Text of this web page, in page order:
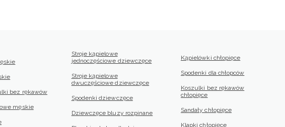
bez rękawów
męskie
Stroje kąpielowe
jednoczęściowe dziewczęce
Stroje kąpielowe
dwuczęściowe dziewczęce
Spodenki dziewczęce
Dziewczęce bluzy rozpinane
Kąpielówki chłopięce
Spodenki dla chłopców
Koszulki bez rękawów
chłopięce
Sandały chłopięce
Klapki chłopięce